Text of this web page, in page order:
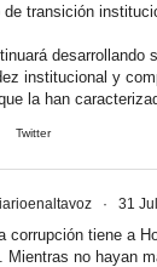
transición
desarrollando
institucional y
la han
Twitter
· 31 Jul
corrupción tiene a
Mientras no hayan